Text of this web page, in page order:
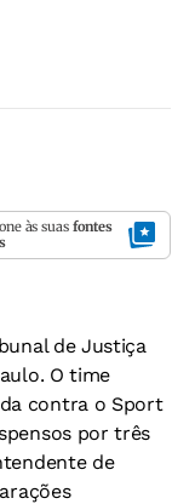
às suas fontes
de Justiça
O time
contra o Sport
por três
de